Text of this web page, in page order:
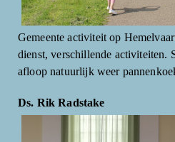
Gemeente activiteit op
dienst, verschillende activiteiten.
afloop natuurlijk weer
Ds. Rik Radstake